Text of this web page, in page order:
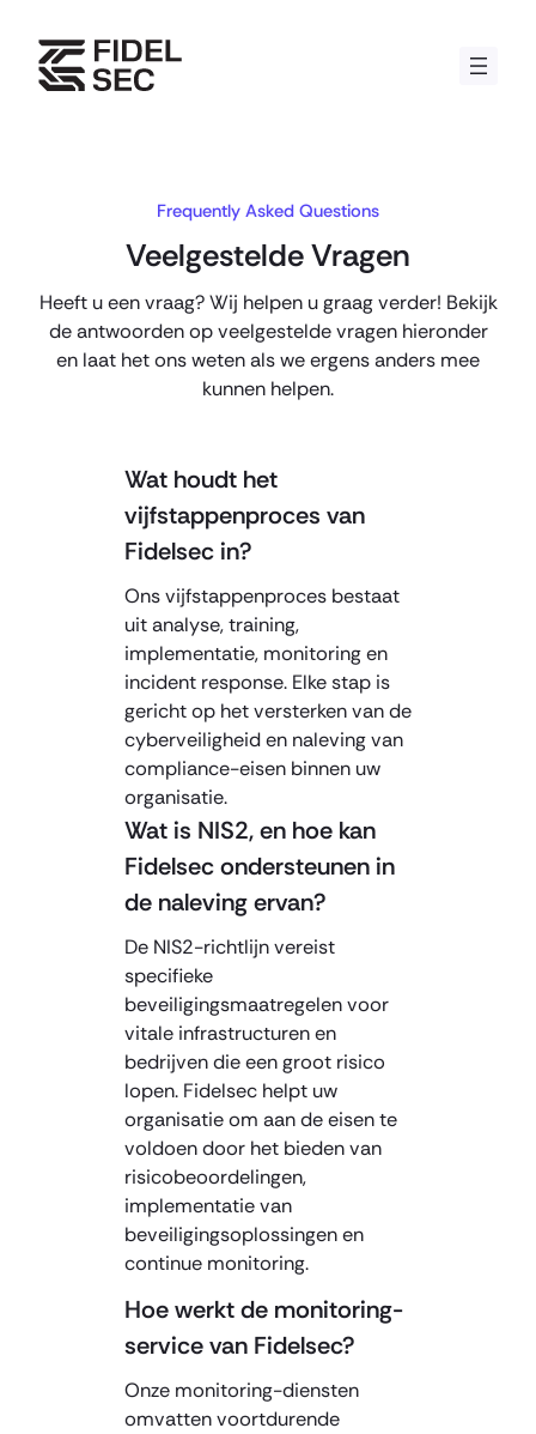
content
Frequently Asked Questions
Veelgestelde Vragen
Heeft u een vraag? Wij helpen u graag verder! Bekijk
de antwoorden op veelgestelde vragen hieronder
en laat het ons weten als we ergens anders mee
kunnen helpen.
Wat houdt het
vijfstappenproces van
Fidelsec in?
Ons vijfstappenproces bestaat
uit analyse, training,
implementatie, monitoring en
incident response. Elke stap is
gericht op het versterken van de
cyberveiligheid en naleving van
compliance-eisen binnen uw
organisatie.
Wat is NIS2, en hoe kan
Fidelsec ondersteunen in
de naleving ervan?
De NIS2-richtlijn vereist
specifieke
beveiligingsmaatregelen voor
vitale infrastructuren en
bedrijven die een groot risico
lopen. Fidelsec helpt uw
organisatie om aan de eisen te
voldoen door het bieden van
risicobeoordelingen,
implementatie van
beveiligingsoplossingen en
continue monitoring.
Hoe werkt de monitoring-
service van Fidelsec?
Onze monitoring-diensten
omvatten voortdurende